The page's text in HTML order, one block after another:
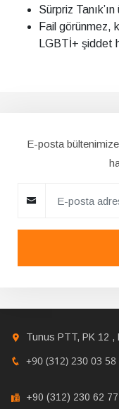
Sürpriz
Fail görünmez,
LGBTİ+ şiddet
E-posta
Tunus PTT, PK 12 ,
+90 (312) 230 03 58
+90 (312) 230 62 77